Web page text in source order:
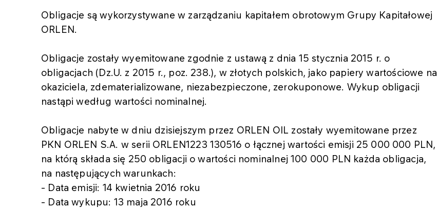
Obligacje są wykorzystywane w zarządzaniu kapitałem obrotowym Grupy Kapitałowej
ORLEN.
Obligacje zostały wyemitowane zgodnie z ustawą z dnia 15 stycznia 2015 r. o
obligacjach (Dz.U. z 2015 r., poz. 238.), w złotych polskich, jako papiery wartościowe na
okaziciela, zdematerializowane, niezabezpieczone, zerokuponowe. Wykup obligacji
nastąpi według wartości nominalnej.
Obligacje nabyte w dniu dzisiejszym przez ORLEN OIL zostały wyemitowane przez
PKN ORLEN S.A. w serii ORLEN1223 130516 o łącznej wartości emisji 25 000 000 PLN,
na którą składa się 250 obligacji o wartości nominalnej 100 000 PLN każda obligacja,
na następujących warunkach:
- Data emisji: 14 kwietnia 2016 roku
- Data wykupu: 13 maja 2016 roku